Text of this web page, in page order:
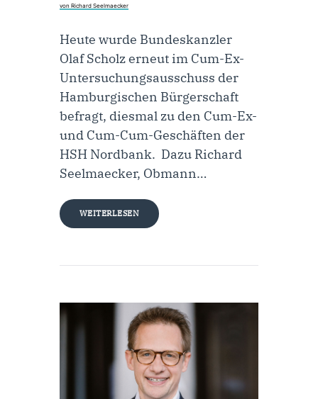
von Richard Seelmaecker
Heute wurde Bundeskanzler
Olaf Scholz erneut im Cum-Ex-
Untersuchungsausschuss der
Hamburgischen Bürgerschaft
befragt, diesmal zu den Cum-Ex-
und Cum-Cum-Geschäften der
HSH Nordbank. Dazu Richard
Seelmaecker, Obmann…
WEITERLESEN